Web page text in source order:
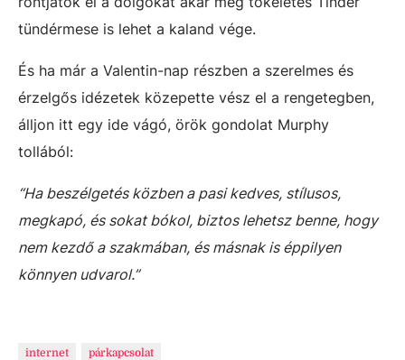
tündérmese is lehet a kaland vége.
És ha már a Valentin-nap részben a szerelmes és
érzelgős idézetek közepette vész el a rengetegben,
álljon itt egy ide vágó, örök gondolat Murphy
tollából:
“Ha beszélgetés közben a pasi kedves, stílusos,
megkapó, és sokat bókol, biztos lehetsz benne, hogy
nem kezdő a szakmában, és másnak is éppilyen
könnyen udvarol.”
internet párkapcsolat